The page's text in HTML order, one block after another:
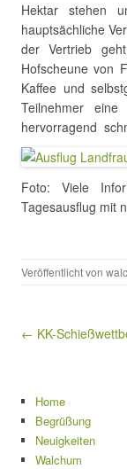
Hektar stehen
hauptsächliche
der Vertrieb
Hofscheune von
Kaffee und
Teilnehmer
hervorragend
Foto: Viele
Tagesausflug mit
Veröffentlicht von
← KK-
Home
Begrüßung
Neuigkeiten
Walchum